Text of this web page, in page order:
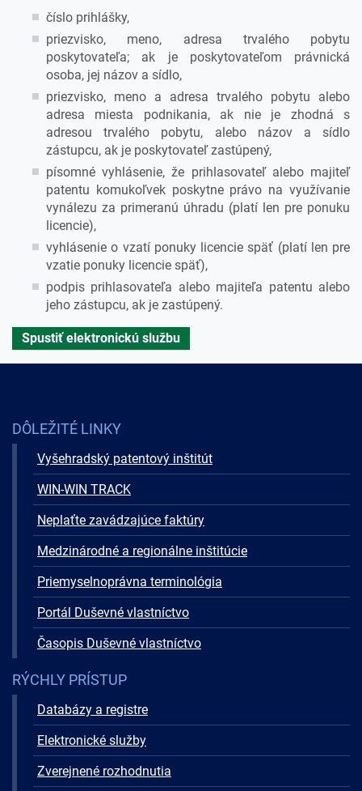
číslo prihlášky,
priezvisko, meno, adresa trvalého pobytu
poskytovateľa; ak je poskytovateľom právnická
osoba, jej názov a sídlo,
priezvisko, meno a adresa trvalého pobytu alebo
adresa miesta podnikania, ak nie je zhodná s
adresou trvalého pobytu, alebo názov a sídlo
zástupcu, ak je poskytovateľ zastúpený,
písomné vyhlásenie, že prihlasovateľ alebo majiteľ
patentu komukoľvek poskytne právo na využívanie
vynálezu za primeranú úhradu (platí len pre ponuku
licencie),
vyhlásenie o vzatí ponuky licencie späť (platí len pre
vzatie ponuky licencie späť),
podpis prihlasovateľa alebo majiteľa patentu alebo
jeho zástupcu, ak je zastúpený.
Spustiť elektronickú službu
DÔLEŽITÉ LINKY
Vyšehradský patentový inštitút
WIN-WIN TRACK
Neplaťte zavádzajúce faktúry
Medzinárodné a regionálne inštitúcie
Priemyselnoprávna terminológia
Portál Duševné vlastníctvo
Časopis Duševné vlastníctvo
RÝCHLY PRÍSTUP
Databázy a registre
Elektronické služby
Zverejnené rozhodnutia